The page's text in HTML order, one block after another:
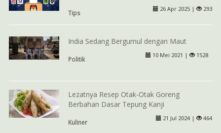
Tips
26 Apr 2025 | 293
India Sedang Bergumul dengan Maut
Politik
10 Mei 2021 | 1528
Lezatnya Resep Otak-Otak Goreng
Berbahan Dasar Tepung Kanji
Kuliner
21 Jul 2024 | 464